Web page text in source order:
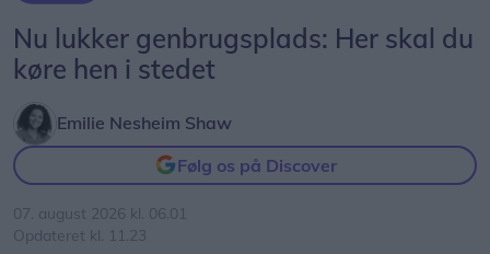
Nu lukker genbrugsplads: Her skal du
køre hen i stedet
Emilie Nesheim Shaw
Følg os på Discover
07. august 2026 kl. 06.01
Opdateret kl. 11.23